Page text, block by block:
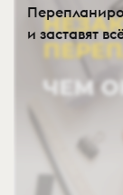
и заставят